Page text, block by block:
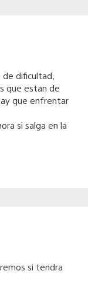
dificultad,
que estan de
que enfrentar
si salga en la
si tendra